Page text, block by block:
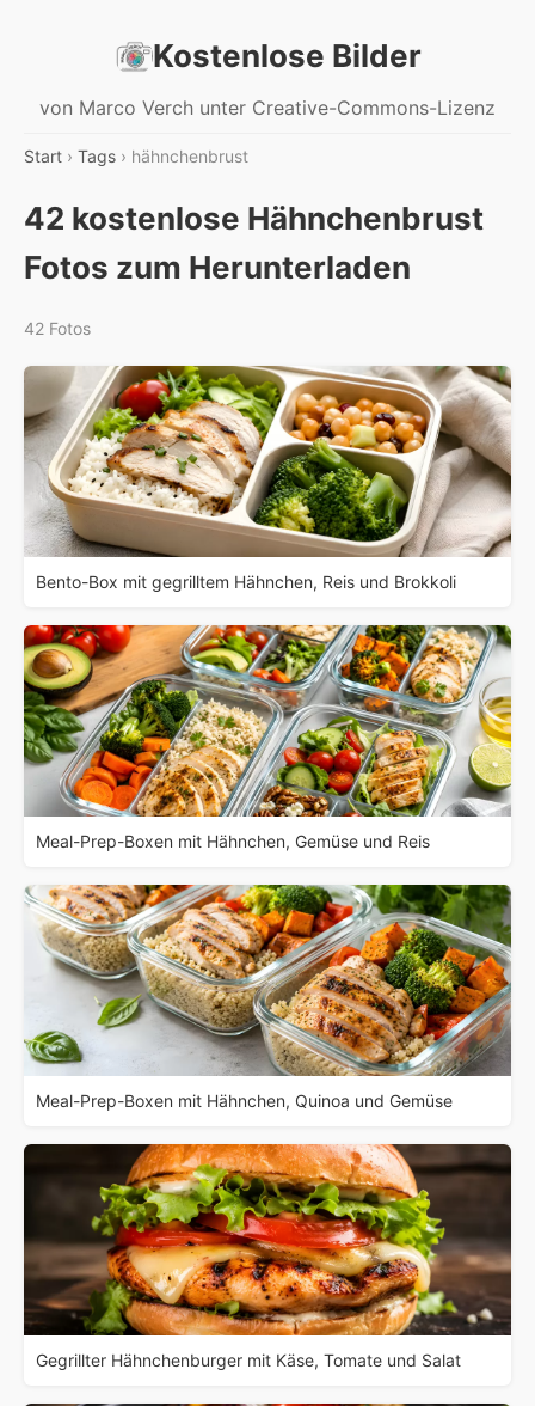
Kostenlose Bilder
von Marco Verch unter Creative-Commons-Lizenz
Start › Tags › hähnchenbrust
42 kostenlose Hähnchenbrust
Fotos zum Herunterladen
42 Fotos
Bento-Box mit gegrilltem Hähnchen, Reis und Brokkoli
Meal-Prep-Boxen mit Hähnchen, Gemüse und Reis
Meal-Prep-Boxen mit Hähnchen, Quinoa und Gemüse
Gegrillter Hähnchenburger mit Käse, Tomate und Salat